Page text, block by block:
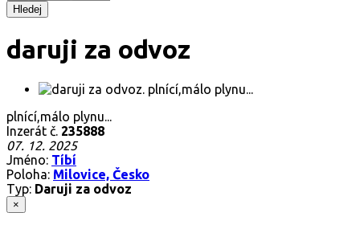
Hledej
daruji za odvoz
plnící,málo plynu...
Inzerát č. 235888
07. 12. 2025
Jméno: Tíbí
Poloha: Milovice, Česko
Typ: Daruji za odvoz
×